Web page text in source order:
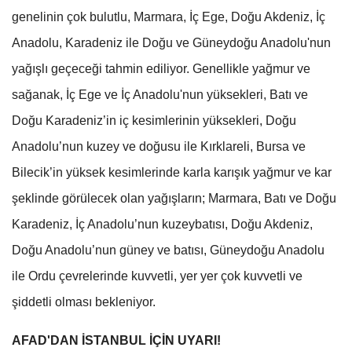
genelinin çok bulutlu, Marmara, İç Ege, Doğu Akdeniz, İç
Anadolu, Karadeniz ile Doğu ve Güneydoğu Anadolu'nun
yağışlı geçeceği tahmin ediliyor. Genellikle yağmur ve
sağanak, İç Ege ve İç Anadolu'nun yüksekleri, Batı ve
Doğu Karadeniz’in iç kesimlerinin yüksekleri, Doğu
Anadolu’nun kuzey ve doğusu ile Kırklareli, Bursa ve
Bilecik’in yüksek kesimlerinde karla karışık yağmur ve kar
şeklinde görülecek olan yağışların; Marmara, Batı ve Doğu
Karadeniz, İç Anadolu’nun kuzeybatısı, Doğu Akdeniz,
Doğu Anadolu’nun güney ve batısı, Güneydoğu Anadolu
ile Ordu çevrelerinde kuvvetli, yer yer çok kuvvetli ve
şiddetli olması bekleniyor.
AFAD'DAN İSTANBUL İÇİN UYARI!